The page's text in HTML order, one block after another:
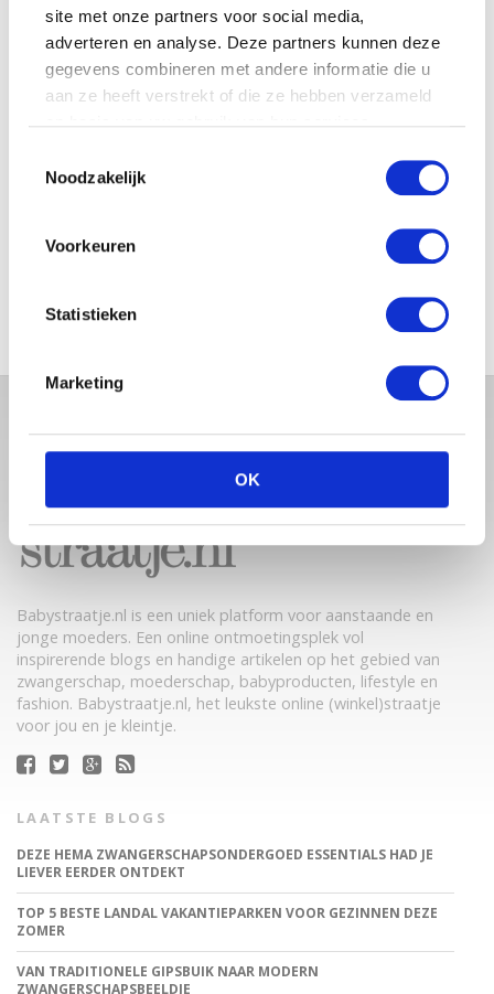
site met onze partners voor social media,
adverteren en analyse. Deze partners kunnen deze
gegevens combineren met andere informatie die u
aan ze heeft verstrekt of die ze hebben verzameld
Noodzakelijk
Voorkeuren
Statistieken
Marketing
OK
JOSJE HUISMAN SHOWT
BABYBUIK OP IBIZA
PRACHTIGE FOTO MET BABY
Babystraatje.nl is een uniek platform voor aanstaande en
jonge moeders. Een online ontmoetingsplek vol
inspirerende blogs en handige artikelen op het gebied van
zwangerschap, moederschap, babyproducten, lifestyle en
fashion. Babystraatje.nl, het leukste online (winkel)straatje
voor jou en je kleintje.
LAATSTE BLOGS
DEZE HEMA ZWANGERSCHAPSONDERGOED ESSENTIALS HAD JE
LIEVER EERDER ONTDEKT
TOP 5 BESTE LANDAL VAKANTIEPARKEN VOOR GEZINNEN DEZE
ZOMER
VAN TRADITIONELE GIPSBUIK NAAR MODERN
ZWANGERSCHAPSBEELDJE